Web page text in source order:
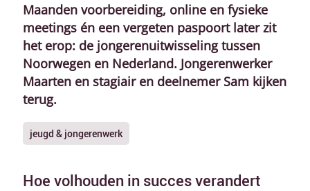
Maanden voorbereiding, online en fysieke
meetings én een vergeten paspoort later zit
het erop: de jongerenuitwisseling tussen
Noorwegen en Nederland. Jongerenwerker
Maarten en stagiair en deelnemer Sam kijken
terug.
jeugd & jongerenwerk
Hoe volhouden in succes verandert